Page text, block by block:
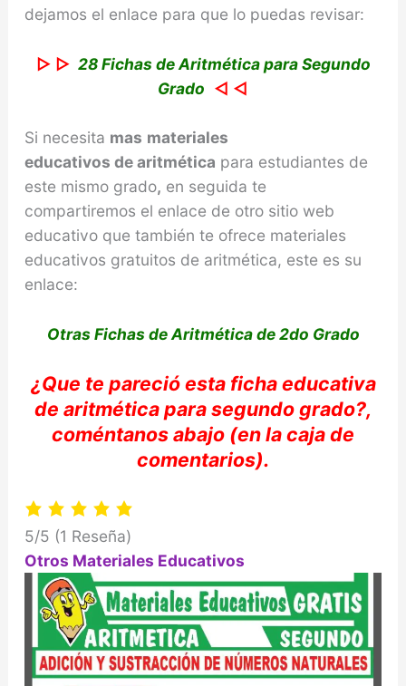
dejamos el enlace para que lo puedas revisar:
▷ ▷ 28 Fichas de Aritmética para Segundo
Grado ◁ ◁
Si necesita mas materiales
educativos dearitmética para estudiantes de
este mismo grado, en seguida te
compartiremos el enlace de otro sitio web
educativo que también te ofrece materiales
educativos gratuitos de aritmética, este es su
enlace:
Otras Fichas de Aritmética de 2do Grado
¿Que te parecióesta ficha educativa
de aritméticapara segundo grado?,
coméntanosabajo (en la caja de
comentarios).
5/5 (1 Reseña)
Otros Materiales Educativos